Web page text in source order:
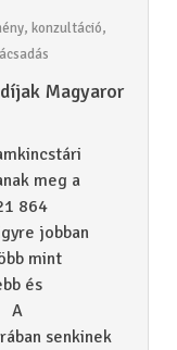
, konzultáció,
Magyaror
meg a
864
jobban
mint
és
A
senkinek